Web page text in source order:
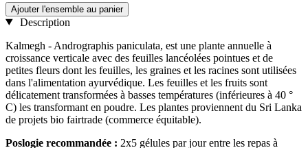
Ajouter l'ensemble au panier
Description
Kalmegh - Andrographis paniculata, est une plante annuelle à
croissance verticale avec des feuilles lancéolées pointues et de
petites fleurs dont les feuilles, les graines et les racines sont utilisées
dans l'alimentation ayurvédique. Les feuilles et les fruits sont
délicatement transformées à basses températures (inférieures à 40 °
C) les transformant en poudre. Les plantes proviennent du Sri Lanka
de projets bio fairtrade (commerce équitable).
Poslogie recommandée : 2x5 gélules par jour entre les repas à